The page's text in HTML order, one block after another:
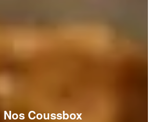
Nos Coussbox